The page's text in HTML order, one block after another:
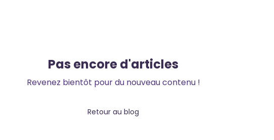
Pas encore d'articles
Revenez bientôt pour du nouveau contenu !
Retour au blog